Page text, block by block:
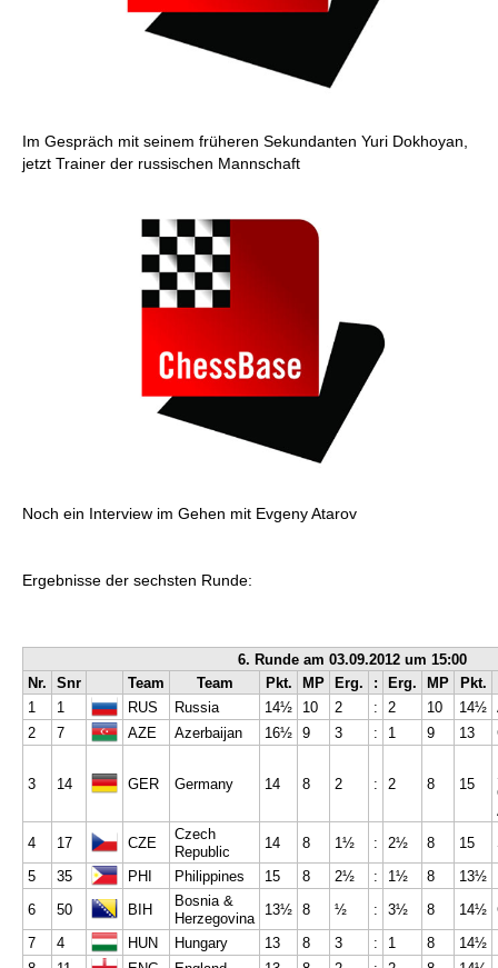
Im Gespräch mit seinem früheren Sekundanten Yuri Dokhoyan,
jetzt Trainer der russischen Mannschaft
Noch ein Interview im Gehen mit Evgeny Atarov
Ergebnisse der sechsten Runde:
6. Runde am 03.09.2012 um 15:00
Nr.
Snr Team Team Pkt. MP Erg. : Erg. MP
Pkt.
1
1 RUS Russia 14½ 10 2 : 2 10 14½
2
7 AZE Azerbaijan 16½ 9 3 : 1 9 13
3 14 GER Germany 14 8 2 : 2 8 15
4
17 CZE
Czech
Republic
14 8 1½ : 2½ 8 15
5
35 PHI Philippines 15 8 2½ : 1½ 8 13½
6
50 BIH
Bosnia &
Herzegovina
13½ 8 ½ : 3½ 8 14½
7
4 HUN Hungary 13 8 3 : 1 8 14½